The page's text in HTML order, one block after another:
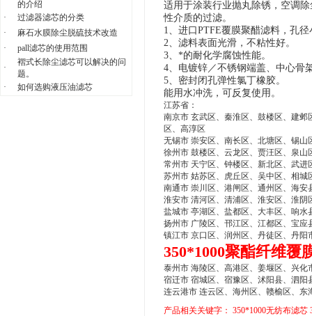
的介绍
·
过滤器滤芯的分类
·
麻石水膜除尘脱硫技术改造
·
pall滤芯的使用范围
·
褶式长除尘滤芯可以解决的问
题。
·
如何选购液压油滤芯
适用于涂装行业抛丸除锈，空调
性介质的过滤。
1、进口PTFE覆膜聚醋滤料，孔
2、滤料表面光滑，不粘性好。
3、 *的耐化学腐蚀性能。
4、电镀锌／不锈钢端盖、中心骨
5、密封闭孔弹性氯丁橡胶。
能用水冲洗，可反复使用。
江苏省：
南京市 玄武区、秦淮区、鼓楼区、建
区、高淳区
无锡市 崇安区、南长区、北塘区、锡
徐州市 鼓楼区、云龙区、贾汪区、泉
常州市 天宁区、钟楼区、新北区、武进
苏州市 姑苏区、虎丘区、吴中区、相
南通市 崇川区、港闸区、通州区、海
淮安市 清河区、清浦区、淮安区、淮
盐城市 亭湖区、盐都区、大丰区、响
扬州市 广陵区、邗江区、江都区、宝应
镇江市 京口区、润州区、丹徒区、丹阳
350*1000聚酯纤维覆
泰州市 海陵区、高港区、姜堰区、兴化
宿迁市 宿城区、宿豫区、沭阳县、泗阳
连云港市 连云区、海州区、赣榆区、东
产品相关关键字： 350*1000无纺布滤芯